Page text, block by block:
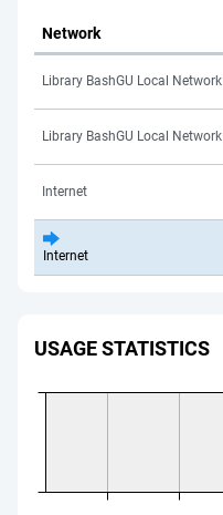
Network
Library BashGU Local Network
Library BashGU Local Network
Internet
Internet
USAGE STATISTICS